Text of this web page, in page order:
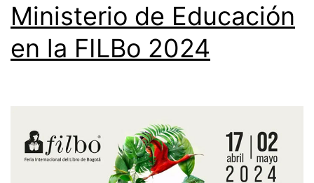
Ministerio de Educación
en la FILBo 2024